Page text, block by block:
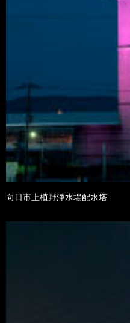
向日市上植野浄水場配水塔